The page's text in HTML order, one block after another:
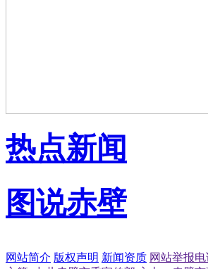
热点新闻
图说赤壁
网站简介 版权声明 新闻资质 网站举报电